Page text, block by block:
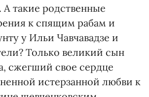
такие родственные
к спящим рабам и
у Ильи Чавчавадзе и
Только великий сын
сжегший свое сердце
истерзанной любви к